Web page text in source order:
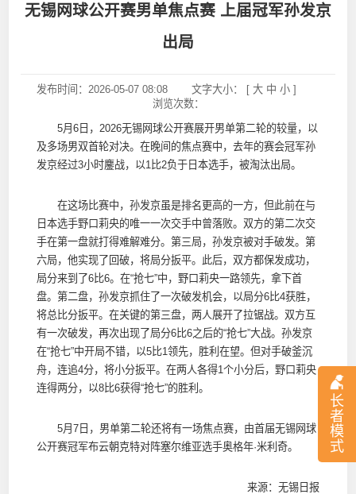
长
者
模
式
无锡网球公开赛男单焦点赛 上届冠军孙发京
出局
发布时间： 2026-05-07 08:08 文字大小： [ 大 中 小]
浏览次数：
5月6日，2026无锡网球公开赛展开男单第二轮的较量，以
及多场男双首轮对决。在晚间的焦点赛中，去年的赛会冠军孙
发京经过3小时鏖战，以1比2负于日本选手，被淘汰出局。
在这场比赛中，孙发京虽是排名更高的一方，但此前在与
日本选手野口莉央的唯一一次交手中曾落败。双方的第二次交
手在第一盘就打得难解难分。第三局，孙发京被对手破发。第
六局，他实现了回破，将局分扳平。此后，双方都保发成功，
局分来到了6比6。在“抢七”中，野口莉央一路领先，拿下首
盘。第二盘，孙发京抓住了一次破发机会，以局分6比4获胜，
将总比分扳平。在关键的第三盘，两人展开了拉锯战。双方互
有一次破发，再次出现了局分6比6之后的“抢七”大战。孙发京
在“抢七”中开局不错，以5比1领先，胜利在望。但对手破釜沉
舟，连追4分，将小分扳平。在两人各得1个小分后，野口莉央
连得两分，以8比6获得“抢七”的胜利。
5月7日，男单第二轮还将有一场焦点赛，由首届无锡网球
公开赛冠军布云朝克特对阵塞尔维亚选手奥格年·米利奇。
来源：无锡日报